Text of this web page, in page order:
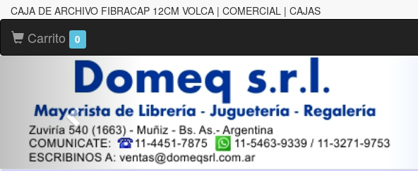
CAJA DE ARCHIVO FIBRACAP 12CM VOLCA | COMERCIAL | CAJAS
Carrito 0